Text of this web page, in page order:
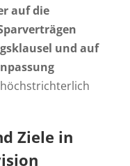
auf die
und auf
Ziele in